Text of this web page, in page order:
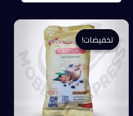
تخفيضات!
تخفيضات!